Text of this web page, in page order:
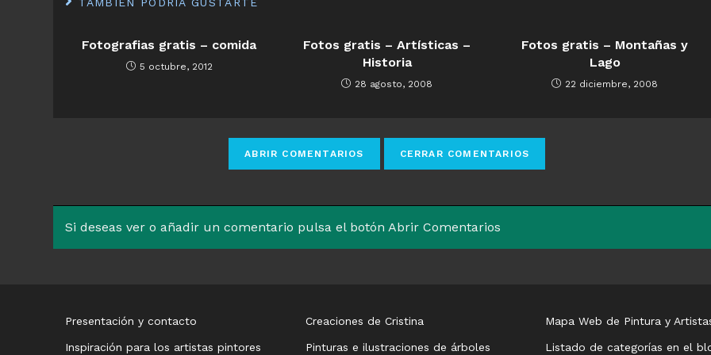
Fotografias gratis – comida
5 octubre, 2012
Fotos gratis – Artísticas –
Historia
28 agosto, 2008
Fotos gratis – Montañas y
Lago
22 diciembre, 2008
Si deseas ver o añadir un comentario pulsa el botón Abrir Comentarios
Presentación y contacto
Inspiración para los artistas pintores
Creaciones de Cristina
Pinturas e ilustraciones de árboles
Mapa Web de Pintura y
Listado de categorías en el